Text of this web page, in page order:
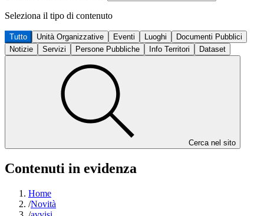
Seleziona il tipo di contenuto
Tutto Unità Organizzative Eventi Luoghi
Documenti Pubblici
Notizie
Servizi Persone Pubbliche Info Territori Dataset
Cerca nel sito
Contenuti in evidenza
Home
/Novità